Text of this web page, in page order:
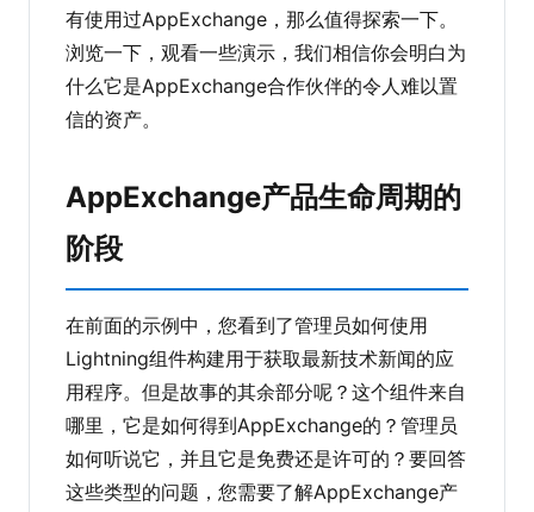
有使用过AppExchange，那么值得探索一下。
浏览一下，观看一些演示，我们相信你会明白为
什么它是AppExchange合作伙伴的令人难以置
信的资产。
AppExchange产品生命周期的
阶段
在前面的示例中，您看到了管理员如何使用
Lightning组件构建用于获取最新技术新闻的应
用程序。但是故事的其余部分呢？这个组件来自
哪里，它是如何得到AppExchange的？管理员
如何听说它，并且它是免费还是许可的？要回答
这些类型的问题，您需要了解AppExchange产